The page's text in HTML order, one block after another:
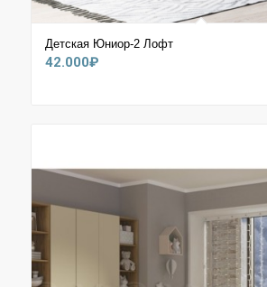
Детская Юниор-2 Лофт
42.000₽